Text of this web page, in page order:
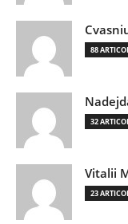
88
32
Vitalii
23